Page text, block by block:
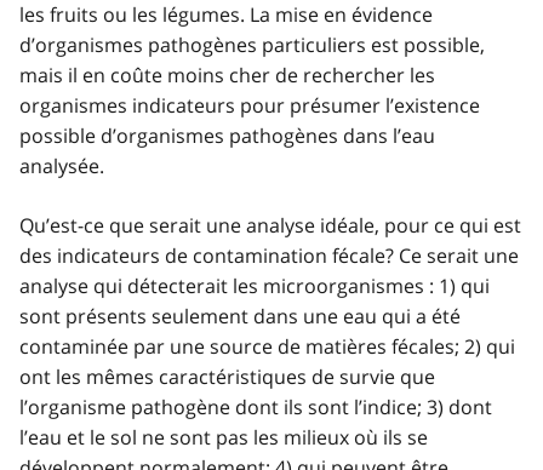
les fruits ou les légumes. La mise en évidence
d’organismes pathogènes particuliers est possible,
mais il en coûte moins cher de rechercher les
organismes indicateurs pour présumer l’existence
possible d’organismes pathogènes dans l’eau
analysée.
Qu’est-ce que serait une analyse idéale, pour ce qui est
des indicateurs de contamination fécale? Ce serait une
analyse qui détecterait les microorganismes : 1) qui
sont présents seulement dans une eau qui a été
contaminée par une source de matières fécales; 2) qui
ont les mêmes caractéristiques de survie que
l’organisme pathogène dont ils sont l’indice; 3) dont
l’eau et le sol ne sont pas les milieux où ils se